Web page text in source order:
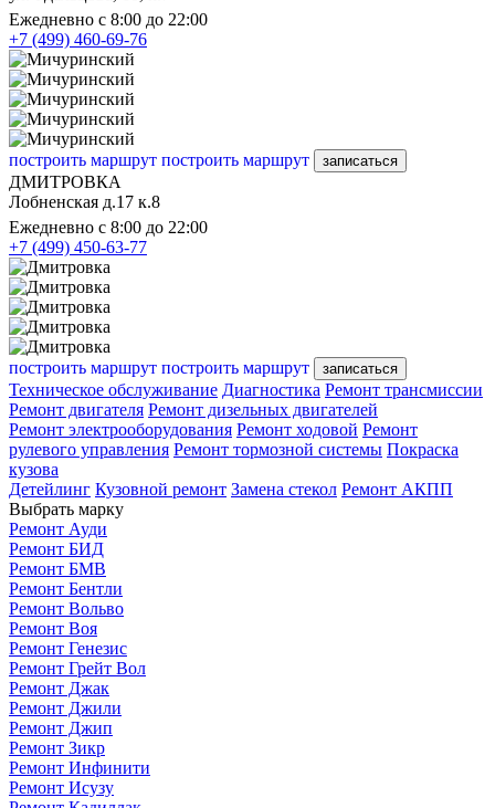
Ежедневно с 8:00 до 22:00
+7 (499) 460-69-76
построить маршрут построить маршрут записаться
ДМИТРОВКА
Лобненская д.17 к.8
Ежедневно с 8:00 до 22:00
+7 (499) 450-63-77
построить маршрут построить маршрут записаться
Техническое обслуживание Диагностика Ремонт трансмиссии
Ремонт двигателя Ремонт дизельных двигателей
Ремонт электрооборудования Ремонт ходовой Ремонт
рулевого управления Ремонт тормозной системы Покраска
кузова
Детейлинг Кузовной ремонт Замена стекол Ремонт АКПП
Выбрать марку
Ремонт Ауди
Ремонт БИД
Ремонт БМВ
Ремонт Бентли
Ремонт Вольво
Ремонт Воя
Ремонт Генезис
Ремонт Грейт Вол
Ремонт Джак
Ремонт Джили
Ремонт Джип
Ремонт Зикр
Ремонт Инфинити
Ремонт Исузу